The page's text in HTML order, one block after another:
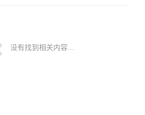
没有找到相关内容...